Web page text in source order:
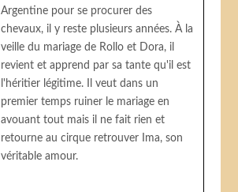
Argentine pour se procurer des
chevaux, il y reste plusieurs années. À la
veille du mariage de Rollo et Dora, il
revient et apprend par sa tante qu'il est
l'héritier légitime. Il veut dans un
premier temps ruiner le mariage en
avouant tout mais il ne fait rien et
retourne au cirque retrouver Ima, son
véritable amour.